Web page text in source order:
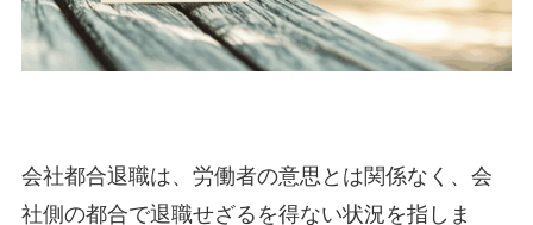
会社都合退職は、労働者の意思とは関係なく、会
社側の都合で退職せざるを得ない状況を指しま